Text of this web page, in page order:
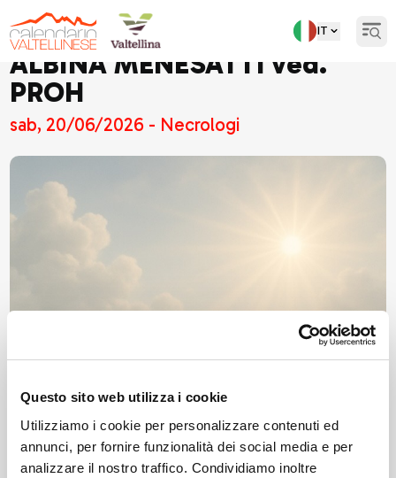
Questo sito web utilizza i cookie
Utilizziamo i cookie per personalizzare contenuti ed
annunci, per fornire funzionalità dei social media e per
analizzare il nostro traffico. Condividiamo inoltre
IT
ALBINA MENESATTI ved.
PROH
sab, 20/06/2026 - Necrologi